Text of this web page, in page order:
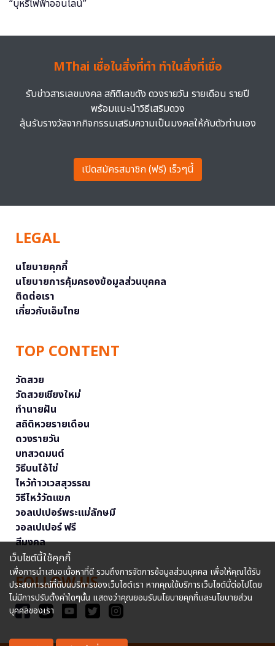
MThai เชื่อในสิ่งที่ทำ ทำในสิ่งที่เชื่อ
รับข่าวสารเลขมงคล สถิติเลขดัง ดวงรายวัน รายเดือน รายปี
พร้อมแนะนำวิธีเสริมดวง
ลุ้นรับรางวัลจากกิจกรรมเสริมความเป็นมงคลให้กับตัวท่านเอง
เปิดสมัครสมาชิก (ฟรี) เร็วๆนี้
LEGAL
นโยบายคุกกี้
นโยบายการคุ้มครองข้อมูลส่วนบุคคล
ติดต่อเรา
เกี่ยวกับเอ็มไทย
TOP CONTENT
วัดสวย
วัดสวยเชียงใหม่
ทำนายฝัน
สถิติหวยรายเดือน
ดวงรายวัน
บทสวดมนต์
วิธีบนไอ้ไข่
ไหว้ท้าวเวสสุวรรณ
วิธีไหว้วัดแขก
วอลเปเปอร์พระแม่ลักษมี
วอลเปเปอร์ ฟรี
สีมงคล
FOLLOW US
เว็บไซต์นี้ใช้คุกกี้
เพื่อการนำเสนอเนื้อหาที่ดี รวมถึงการจัดการข้อมูลส่วนบุคคล เพื่อให้คุณได้รับ
ประสบการณ์ที่ดีบนบริการของเว็บไซต์เรา หากคุณใช้บริการเว็บไซต์นี้ต่อไปโดย
ไม่มีการปรับตั้งค่าใดๆนั้น แสดงว่าคุณยอมรับนโยบายคุกกี้และนโยบายส่วน
บุคคลของเรา